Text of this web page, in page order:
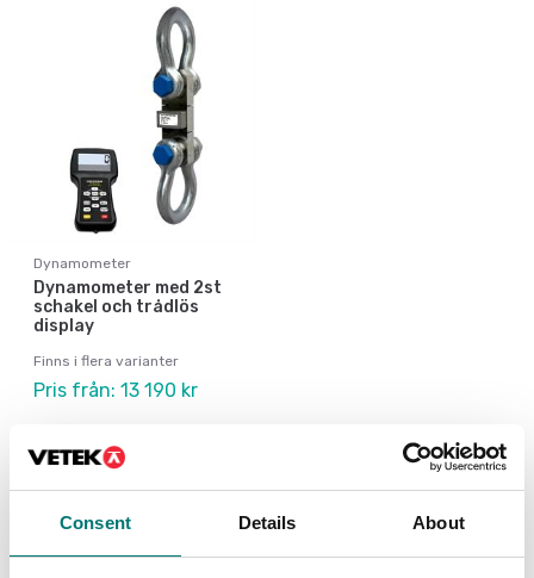
Consent Details About
Dynamometer
Dynamometer med 2st
schakel och trådlös
display
Finns i flera varianter
Pris från: 13 190 kr
Andra köpte även